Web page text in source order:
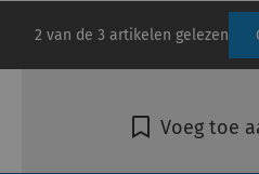
2 van de 3 artikelen gelezen
Voeg toe